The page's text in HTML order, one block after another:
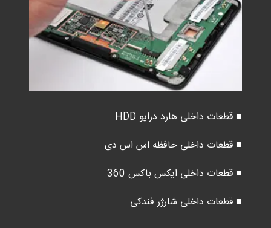
■ قطعات داخلی هارد درایو HDD
■ قطعات داخلی حافظه اس اس دی
■ قطعات داخلی ایکس باکس 360
■ قطعات داخلی شارژر فندکی